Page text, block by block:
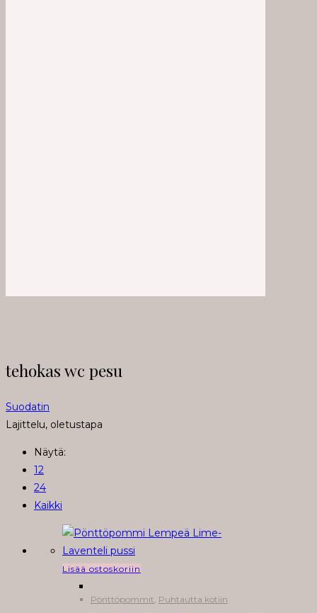
tehokas wc pesu
Suodatin
Lajittelu, oletustapa
Näytä:
12
24
Kaikki
Lisää ostoskoriin
Pönttöpommit Puhtautta kotiin